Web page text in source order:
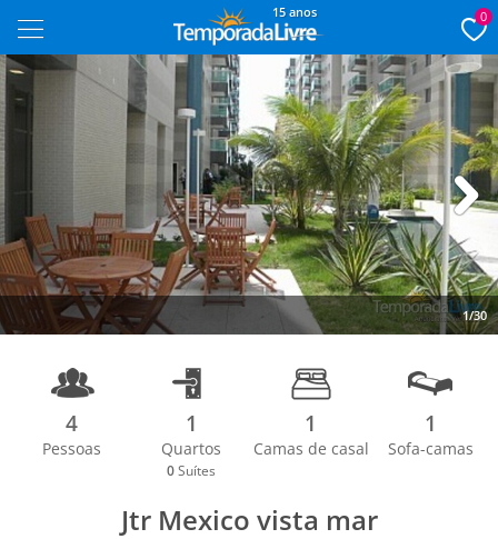
15 anos 0
1/30
Next
4
Pessoas
1
Quartos
0 Suítes
1
Camas de casal
1
Sofa-camas
Jtr Mexico vista mar